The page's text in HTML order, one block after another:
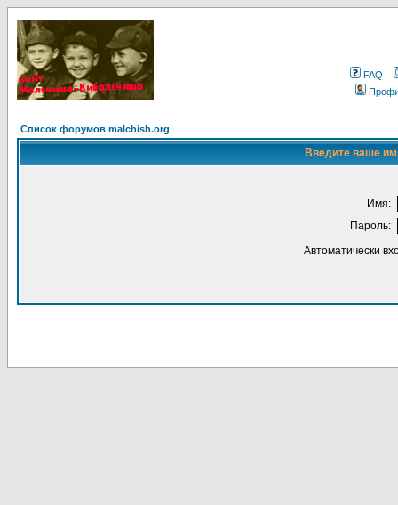
FAQ
Список форумов malchish.org
Введите ваше
Имя:
Пароль:
Автоматически